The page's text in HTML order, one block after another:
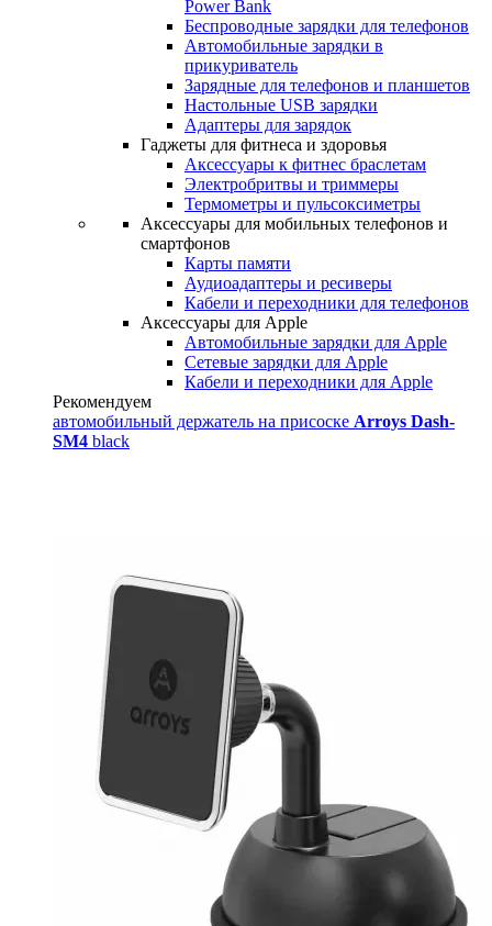
Power Bank
Беспроводные зарядки для телефонов
Автомобильные зарядки в
прикуриватель
Зарядные для телефонов и планшетов
Настольные USB зарядки
Адаптеры для зарядок
Гаджеты для фитнеса и здоровья
Аксессуары к фитнес браслетам
Электробритвы и триммеры
Термометры и пульсоксиметры
Аксессуары для мобильных телефонов и
смартфонов
Карты памяти
Аудиоадаптеры и ресиверы
Кабели и переходники для телефонов
Аксессуары для Apple
Автомобильные зарядки для Apple
Сетевые зарядки для Apple
Кабели и переходники для Apple
Рекомендуем
автомобильный держатель на присоске Arroys Dash-
SM4 black